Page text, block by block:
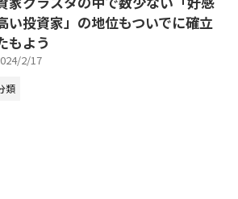
い投資家」の地位もついでに確立
もよう
2/17
類